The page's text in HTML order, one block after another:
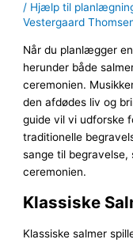
/ Hjælp til
Vestergaard
Når du planlægger
herunder både
ceremonien.
den afdødes liv og
guide vil vi udforske
traditionelle
sange til
ceremonien.
Klassiske
Klassiske salmer